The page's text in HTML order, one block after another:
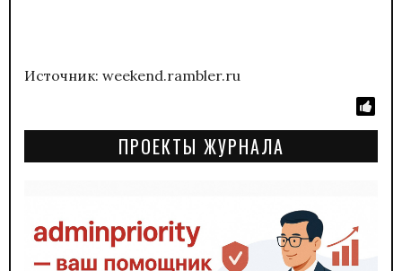
Источник: weekend.rambler.ru
ПРОЕКТЫ ЖУРНАЛА